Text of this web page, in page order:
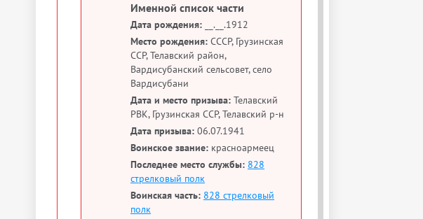
Именной список части
Дата рождения: __.__.1912
Место рождения: СССР, Грузинская
ССР, Телавский район,
Вардисубанский сельсовет, село
Вардисубани
Дата и место призыва: Телавский
РВК, Грузинская ССР, Телавский р-н
Дата призыва: 06.07.1941
Воинское звание: красноармеец
Последнее место службы: 828
стрелковый полк
Воинская часть: 828 стрелковый
полк